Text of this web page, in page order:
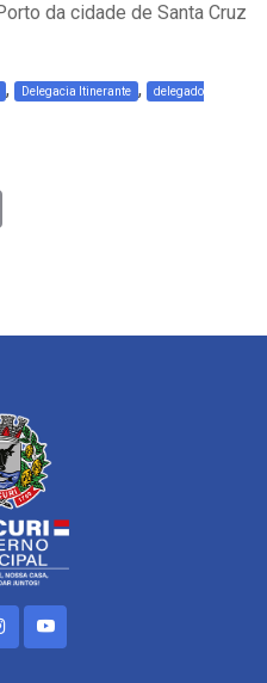
da cidade de Santa Cruz
, Delegacia Itinerante , delegado